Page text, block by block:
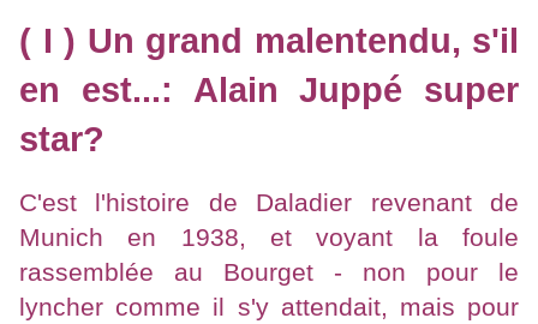
( I ) Un grand malentendu, s'il
en est...: Alain Juppé super
star?
C'est l'histoire de Daladier revenant de
Munich en 1938, et voyant la foule
rassemblée au Bourget - non pour le
lyncher comme il s'y attendait, mais pour